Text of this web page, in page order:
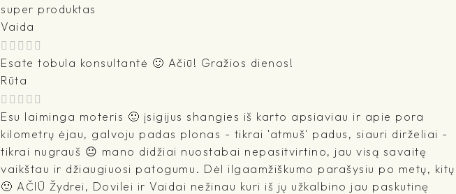
super produktas
Vaida
Esate tobula konsultantė 🙂 Ačiū! Gražios dienos!
Rūta
Esu laiminga moteris 🙂 įsigijus shangies iš karto apsiaviau ir apie pora
kilometrų ėjau, galvoju padas plonas - tikrai 'atmuš' padus, siauri dirželiai -
tikrai nugrauš 😐 mano didžiai nuostabai nepasitvirtino, jau visą savaitę
vaikštau ir džiaugiuosi patogumu. Dėl ilgaamžiškumo parašysiu po metų, kitų
🙂 AČIŪ Žydrei, Dovilei ir Vaidai nežinau kuri iš jų užkalbino jau paskutinę